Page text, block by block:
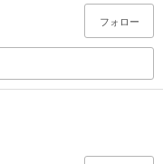
フォロー